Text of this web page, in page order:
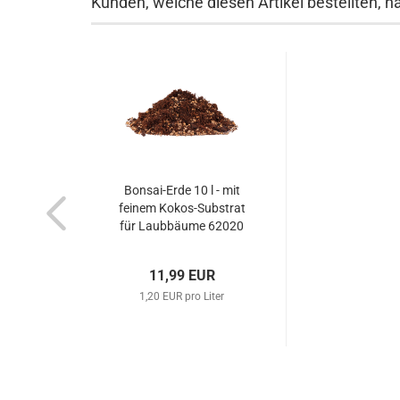
Bonsai-Erde 10 l - mit
feinem Kokos-Substrat
für Laubbäume 62020
11,99 EUR
1,20 EUR pro Liter